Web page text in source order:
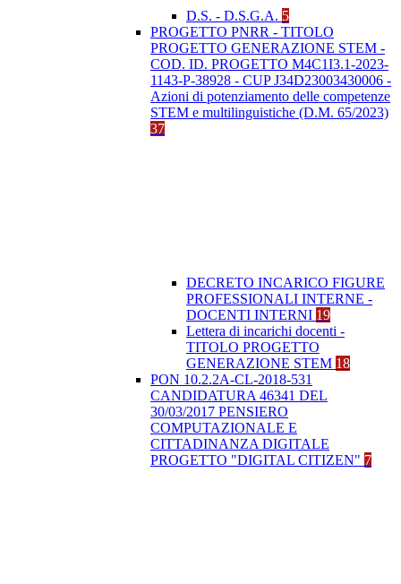
D.S. - D.S.G.A. 5
PROGETTO PNRR - TITOLO
PROGETTO GENERAZIONE STEM -
COD. ID. PROGETTO M4C1I3.1-2023-
1143-P-38928 - CUP J34D23003430006 -
Azioni di potenziamento delle competenze
STEM e multilinguistiche (D.M. 65/2023)
37
DECRETO INCARICO FIGURE
PROFESSIONALI INTERNE -
DOCENTI INTERNI 19
Lettera di incarichi docenti -
TITOLO PROGETTO
GENERAZIONE STEM 18
PON 10.2.2A-CL-2018-531
CANDIDATURA 46341 DEL
30/03/2017 PENSIERO
COMPUTAZIONALE E
CITTADINANZA DIGITALE
PROGETTO "DIGITAL CITIZEN" 7